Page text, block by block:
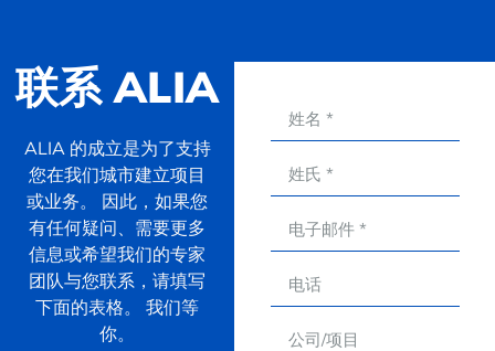
联系 ALIA
ALIA 的成立是为了支持
您在我们城市建立项目
或业务。 因此，如果您
有任何疑问、需要更多
信息或希望我们的专家
团队与您联系，请填写
下面的表格。 我们等
你。